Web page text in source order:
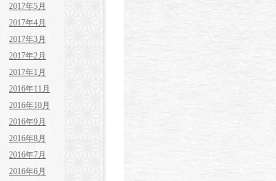
2017年5月
2017年4月
2017年3月
2017年2月
2017年1月
2016年11月
2016年10月
2016年9月
2016年8月
2016年7月
2016年6月